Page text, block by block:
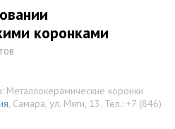
коронками
Металлокерамические коронки
, Самара, ул. Мяги, 13. Тел.: +7 (846)